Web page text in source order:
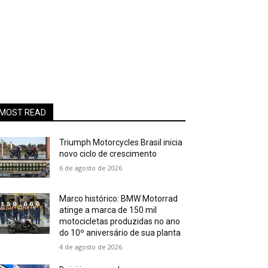
READ
Triumph Motorcycles Brasil inicia
novo ciclo de crescimento
6 de agosto de 2026
Marco histórico: BMW Motorrad
atinge a marca de 150 mil
motocicletas produzidas no ano
do 10º aniversário de sua planta
4 de agosto de 2026